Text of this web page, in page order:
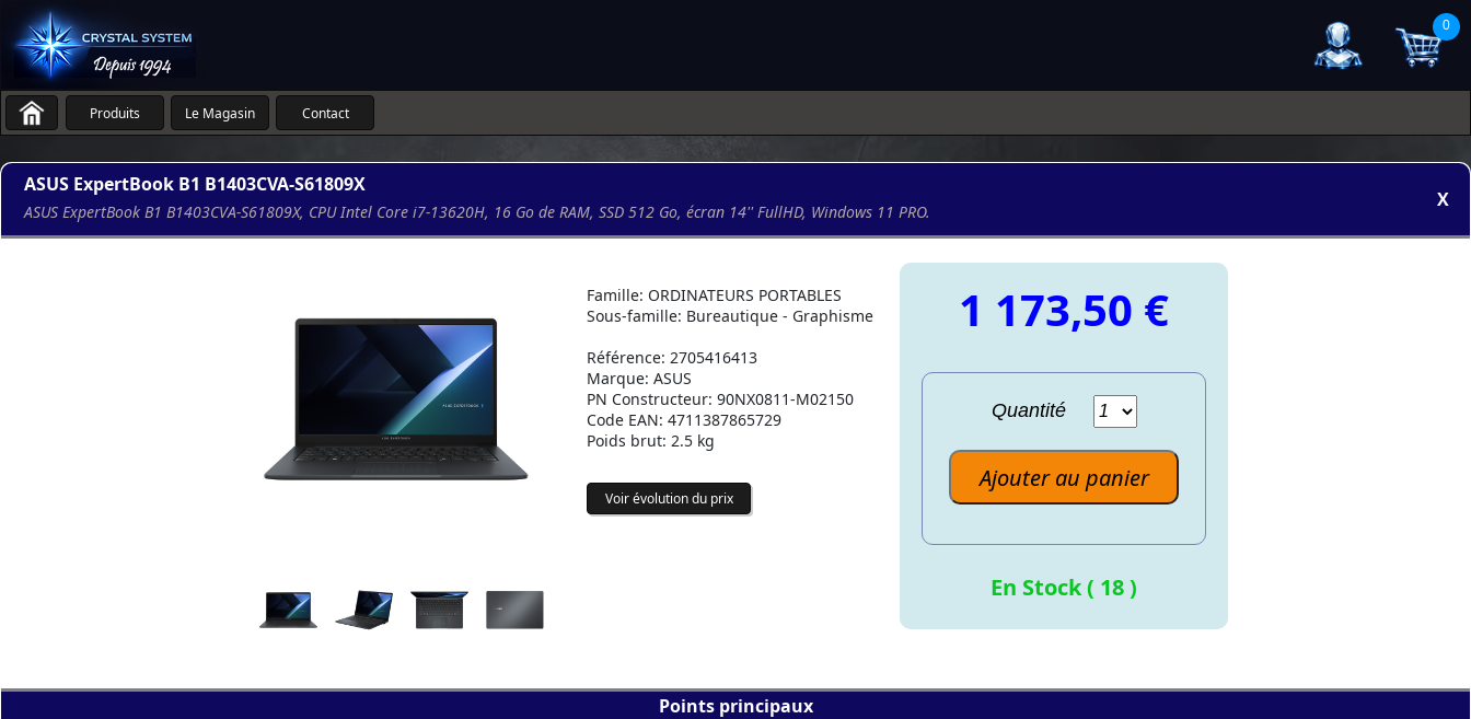
0
Produits Le Magasin Contact
ASUS ExpertBook B1 B1403CVA-S61809X
ASUS ExpertBook B1 B1403CVA-S61809X, CPU Intel Core i7-13620H, 16 Go de RAM, SSD 512 Go, écran 14'' FullHD, Windows 11 PRO.
X
Famille: ORDINATEURS PORTABLES
Sous-famille: Bureautique - Graphisme
Référence: 2705416413
Marque: ASUS
PN Constructeur: 90NX0811-M02150
Code EAN: 4711387865729
Poids brut: 2.5 kg
Voir évolution du prix
1 173,50 €
Quantité
Ajouter au panier
En Stock ( 18 )
Points principaux